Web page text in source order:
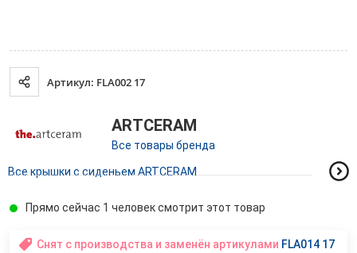
Артикул: FLA002 17
ARTCERAM
Все товары бренда
Все крышки с сиденьем ARTCERAM
Прямо сейчас 1 человек смотрит этот товар
Снят с производства и заменён артикулами FLA014 17